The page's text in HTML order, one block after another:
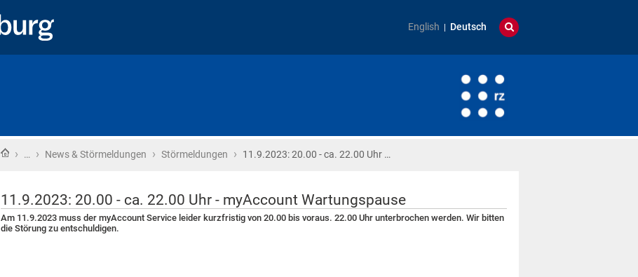
English Deutsch
Startseite
› … › News & Störmeldungen › Störmeldungen › 11.9.2023: 20.00 - ca. 22.00 Uhr …
11.9.2023: 20.00 - ca. 22.00 Uhr - myAccount Wartungspause
Am 11.9.2023 muss der myAccount Service leider kurzfristig von 20.00 bis voraus. 22.00 Uhr unterbrochen werden. Wir bitten
die Störung zu entschuldigen.